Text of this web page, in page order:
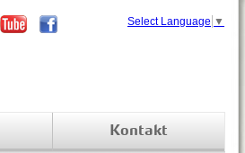
Kontakt
Select Language ▼